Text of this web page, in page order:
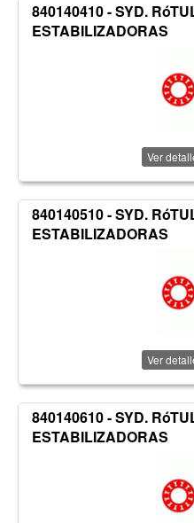
840140410 - SYD.
ESTABILIZADORAS
Ver
840140510 - SYD.
ESTABILIZADORAS
Ver
840140610 - SYD.
ESTABILIZADORAS